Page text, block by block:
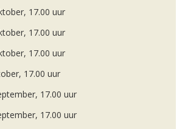
17.00 uur
17.00 uur
17.00 uur
17.00 uur
17.00 uur
17.00 uur